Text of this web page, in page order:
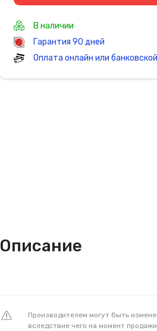
В наличии
Гарантия 90 дней
Оплата онлайн или
Описание
Производителем могут быть
вследствие чего на момент